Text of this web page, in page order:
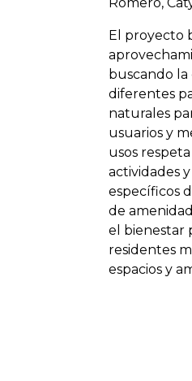
El proyecto
buscando la
diferentes
naturales
usuarios y
usos
actividades
específicos
de
el bienestar
residentes
espacios y